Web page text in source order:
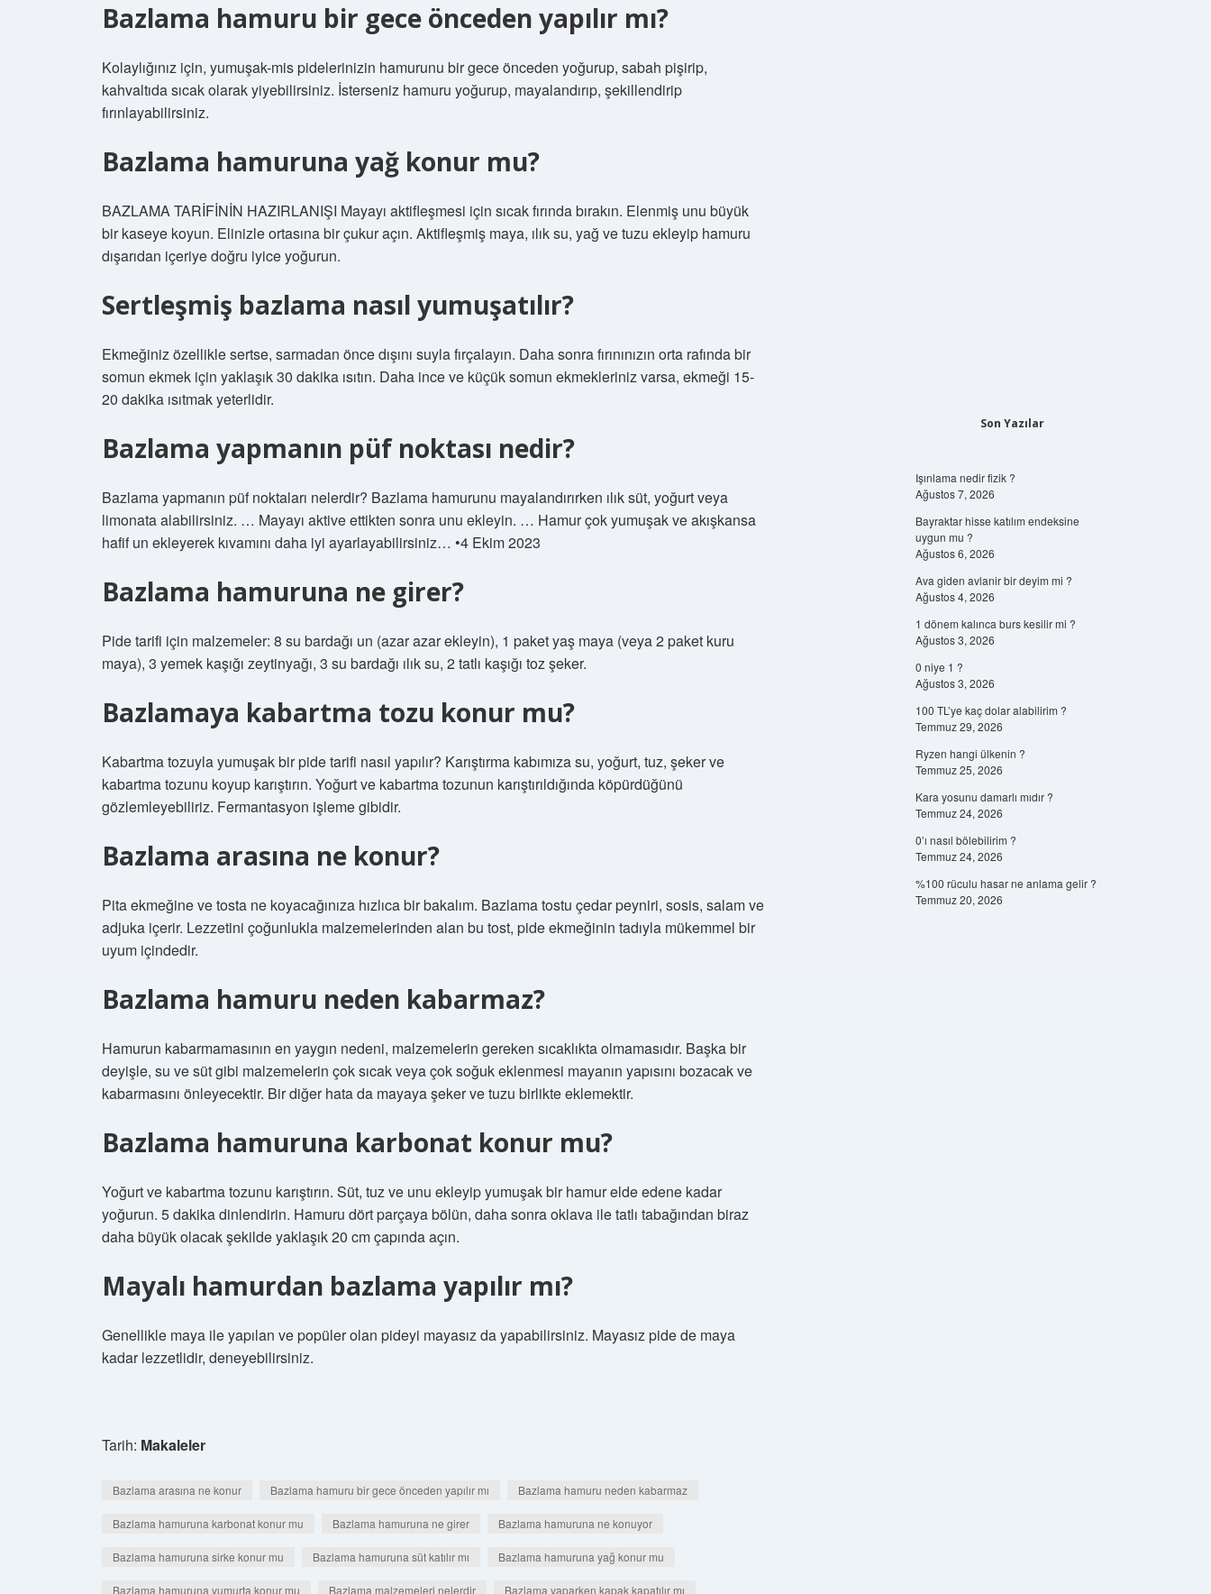
Bazlama hamuru bir gece önceden yapılır mı?
Kolaylığınız için, yumuşak-mis pidelerinizin hamurunu bir gece önceden yoğurup, sabah pişirip,
kahvaltıda sıcak olarak yiyebilirsiniz. İsterseniz hamuru yoğurup, mayalandırıp, şekillendirip
fırınlayabilirsiniz.
Bazlama hamuruna yağ konur mu?
BAZLAMA TARİFİNİN HAZIRLANIŞI Mayayı aktifleşmesi için sıcak fırında bırakın. Elenmiş unu büyük
bir kaseye koyun. Elinizle ortasına bir çukur açın. Aktifleşmiş maya, ılık su, yağ ve tuzu ekleyip hamuru
dışarıdan içeriye doğru iyice yoğurun.
Sertleşmiş bazlama nasıl yumuşatılır?
Ekmeğiniz özellikle sertse, sarmadan önce dışını suyla fırçalayın. Daha sonra fırınınızın orta rafında bir
somun ekmek için yaklaşık 30 dakika ısıtın. Daha ince ve küçük somun ekmekleriniz varsa, ekmeği 15-
20 dakika ısıtmak yeterlidir.
Bazlama yapmanın püf noktası nedir?
Bazlama yapmanın püf noktaları nelerdir? Bazlama hamurunu mayalandırırken ılık süt, yoğurt veya
limonata alabilirsiniz. … Mayayı aktive ettikten sonra unu ekleyin. … Hamur çok yumuşak ve akışkansa
hafif un ekleyerek kıvamını daha iyi ayarlayabilirsiniz… •4 Ekim 2023
Bazlama hamuruna ne girer?
Pide tarifi için malzemeler: 8 su bardağı un (azar azar ekleyin), 1 paket yaş maya (veya 2 paket kuru
maya), 3 yemek kaşığı zeytinyağı, 3 su bardağı ılık su, 2 tatlı kaşığı toz şeker.
Bazlamaya kabartma tozu konur mu?
Kabartma tozuyla yumuşak bir pide tarifi nasıl yapılır? Karıştırma kabımıza su, yoğurt, tuz, şeker ve
kabartma tozunu koyup karıştırın. Yoğurt ve kabartma tozunun karıştırıldığında köpürdüğünü
gözlemleyebiliriz. Fermantasyon işleme gibidir.
Bazlama arasına ne konur?
Pita ekmeğine ve tosta ne koyacağınıza hızlıca bir bakalım. Bazlama tostu çedar peyniri, sosis, salam ve
adjuka içerir. Lezzetini çoğunlukla malzemelerinden alan bu tost, pide ekmeğinin tadıyla mükemmel bir
uyum içindedir.
Bazlama hamuru neden kabarmaz?
Hamurun kabarmamasının en yaygın nedeni, malzemelerin gereken sıcaklıkta olmamasıdır. Başka bir
deyişle, su ve süt gibi malzemelerin çok sıcak veya çok soğuk eklenmesi mayanın yapısını bozacak ve
kabarmasını önleyecektir. Bir diğer hata da mayaya şeker ve tuzu birlikte eklemektir.
Bazlama hamuruna karbonat konur mu?
Yoğurt ve kabartma tozunu karıştırın. Süt, tuz ve unu ekleyip yumuşak bir hamur elde edene kadar
yoğurun. 5 dakika dinlendirin. Hamuru dört parçaya bölün, daha sonra oklava ile tatlı tabağından biraz
daha büyük olacak şekilde yaklaşık 20 cm çapında açın.
Mayalı hamurdan bazlama yapılır mı?
Genellikle maya ile yapılan ve popüler olan pideyi mayasız da yapabilirsiniz. Mayasız pide de maya
kadar lezzetlidir, deneyebilirsiniz.
Tarih: Makaleler
Bazlama arasına ne konur Bazlama hamuru bir gece önceden yapılır mı Bazlama hamuru neden kabarmaz
Bazlama hamuruna karbonat konur mu Bazlama hamuruna ne girer Bazlama hamuruna ne konuyor
Bazlama hamuruna sirke konur mu Bazlama hamuruna süt katılır mı Bazlama hamuruna yağ konur mu
Bazlama hamuruna yumurta konur mu Bazlama malzemeleri nelerdir Bazlama yaparken kapak kapatılır mı
Son Yazılar
Işınlama nedir fizik ?
Ağustos 7, 2026
Bayraktar hisse katılım endeksine
uygun mu ?
Ağustos 6, 2026
Ava giden avlanir bir deyim mi ?
Ağustos 4, 2026
1 dönem kalınca burs kesilir mi ?
Ağustos 3, 2026
0 niye 1 ?
Ağustos 3, 2026
100 TL’ye kaç dolar alabilirim ?
Temmuz 29, 2026
Ryzen hangi ülkenin ?
Temmuz 25, 2026
Kara yosunu damarlı mıdır ?
Temmuz 24, 2026
0’ı nasıl bölebilirim ?
Temmuz 24, 2026
%100 rüculu hasar ne anlama gelir ?
Temmuz 20, 2026